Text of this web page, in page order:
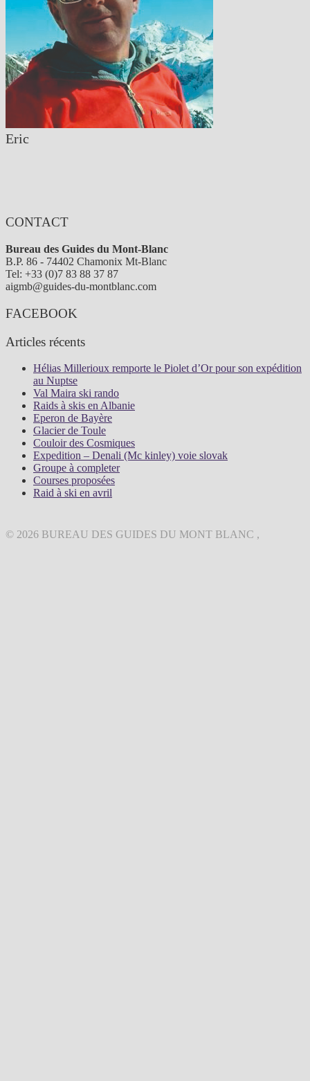
Eric
CONTACT
Bureau des Guides du Mont-Blanc
B.P. 86 - 74402 Chamonix Mt-Blanc
Tel: +33 (0)7 83 88 37 87
aigmb@guides-du-montblanc.com
FACEBOOK
Articles récents
Hélias Millerioux remporte le Piolet d’Or pour son expédition
au Nuptse
Val Maira ski rando
Raids à skis en Albanie
Eperon de Bayère
Glacier de Toule
Couloir des Cosmiques
Expedition – Denali (Mc kinley) voie slovak
Groupe à completer
Courses proposées
Raid à ski en avril
© 2026 BUREAU DES GUIDES DU MONT BLANC ,